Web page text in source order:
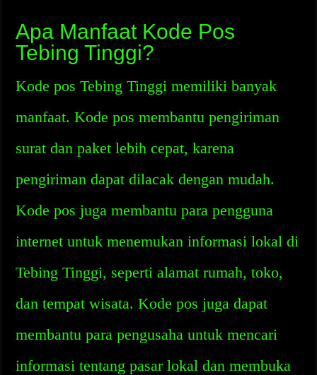
Apa Manfaat Kode Pos
Tebing Tinggi?
Kode pos Tebing Tinggi memiliki banyak
manfaat. Kode pos membantu pengiriman
surat dan paket lebih cepat, karena
pengiriman dapat dilacak dengan mudah.
Kode pos juga membantu para pengguna
internet untuk menemukan informasi lokal di
Tebing Tinggi, seperti alamat rumah, toko,
dan tempat wisata. Kode pos juga dapat
membantu para pengusaha untuk mencari
informasi tentang pasar lokal dan membuka